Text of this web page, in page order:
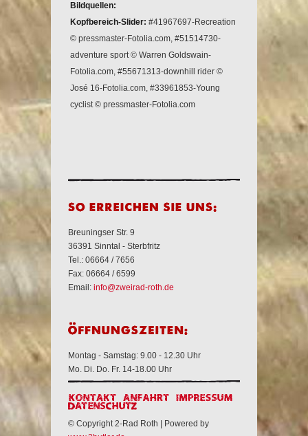
Bildquellen:
Kopfbereich-Slider: #41967697-Recreation
© pressmaster-Fotolia.com, #51514730-
adventure sport © Warren Goldswain-
Fotolia.com, #55671313-downhill rider ©
José 16-Fotolia.com, #33961853-Young
cyclist © pressmaster-Fotolia.com
Breuningser Str. 9
36391 Sinntal - Sterbfritz
Tel.: 06664 / 7656
Fax: 06664 / 6599
Email: info@zweirad-roth.de
Montag - Samstag: 9.00 - 12.30 Uhr
Mo. Di. Do. Fr. 14-18.00 Uhr
© Copyright 2-Rad Roth | Powered by